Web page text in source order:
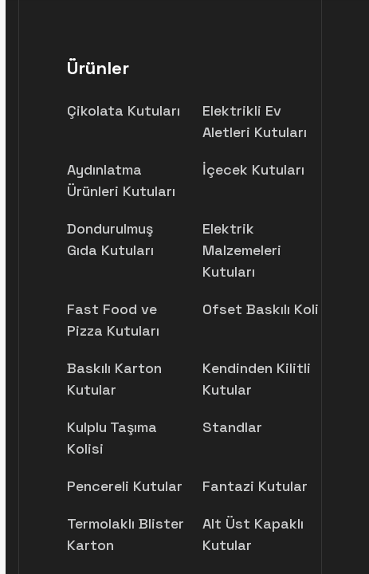
Ürünler
Çikolata Kutuları
Elektrikli Ev
Aletleri Kutuları
Aydınlatma
Ürünleri Kutuları
İçecek Kutuları
Dondurulmuş
Gıda Kutuları
Elektrik
Malzemeleri
Kutuları
Fast Food ve
Pizza Kutuları
Ofset Baskılı Koli
Baskılı Karton
Kutular
Kendinden Kilitli
Kutular
Kulplu Taşıma
Kolisi
Standlar
Pencereli Kutular Fantazi Kutular
Termolaklı Blister
Karton
Alt Üst Kapaklı
Kutular